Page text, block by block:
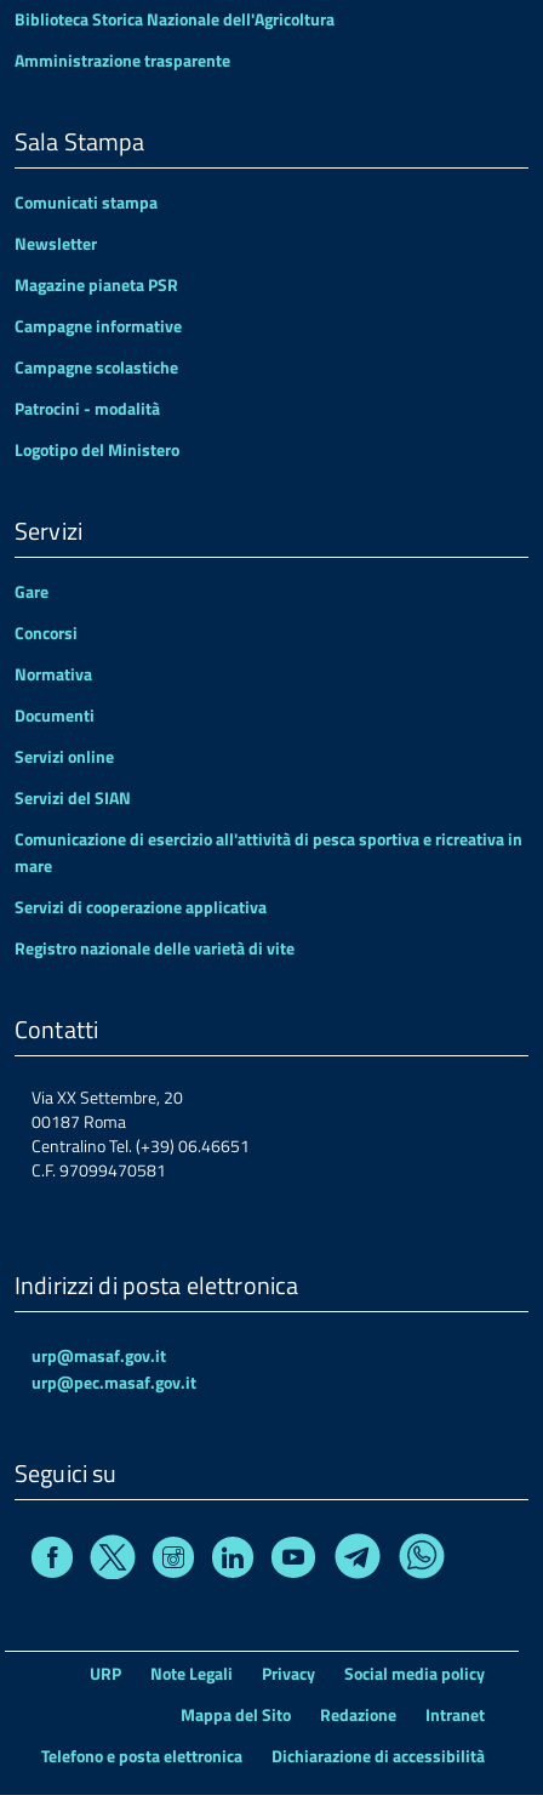
Biblioteca Storica Nazionale dell'Agricoltura
Amministrazione trasparente
Sala Stampa
Comunicati stampa
Newsletter
Magazine pianeta PSR
Campagne informative
Campagne scolastiche
Patrocini - modalità
Logotipo del Ministero
Servizi
Gare
Concorsi
Normativa
Documenti
Servizi online
Servizi del SIAN
Comunicazione di esercizio all'attività di pesca sportiva e ricreativa in
mare
Servizi di cooperazione applicativa
Registro nazionale delle varietà di vite
Contatti
Via XX Settembre, 20
00187 Roma
Centralino Tel. (+39) 06.46651
C.F. 97099470581
Indirizzi di posta elettronica
urp@masaf.gov.it
urp@pec.masaf.gov.it
Seguici su
FacebookX Instagram Linkedin Youtube TelegramWhatsapp
URP Note Legali Privacy
Social media policy
Mappa del Sito
Redazione
Intranet
Telefono e posta elettronica
Dichiarazione di accessibilità